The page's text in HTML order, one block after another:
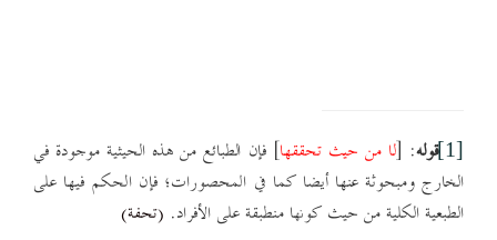
[1]قوله: [لا من حيث تحققها] فإن الطبائع من هذه الحيثية موجودة في
الخارج ومبحوثة عنها أيضا كما في المحصورات؛ فإن الحكم فيها على
الطبعية الكلية من حيث كونها منطبقة على الأفراد. (تحفة)